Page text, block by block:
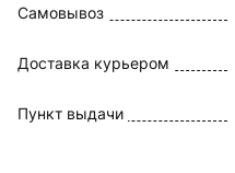
Самовывоз
Доставка курьером
Пункт выдачи